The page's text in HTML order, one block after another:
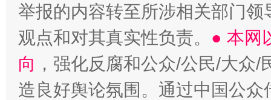
举报的内容转至所涉相关部门
观点和对其真实性负责。 ● 本网
向 ，强化反腐和公众/公民/大众
造良好舆论氛围。通过中国公